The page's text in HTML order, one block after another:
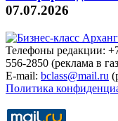
07.07.2026
Телефоны редакции:
556-2850 (реклама в
E-mail: bclass@mail.ru
Политика